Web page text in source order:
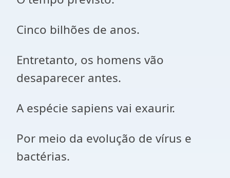
Cinco bilhões de anos.
Entretanto, os homens vão
desaparecer antes.
A espécie sapiens vai exaurir.
Por meio da evolução de vírus e
bactérias.